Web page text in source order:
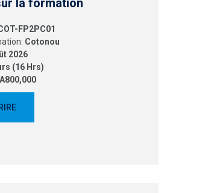
la formation
FP2PC01
Cotonou
2026
(16 Hrs)